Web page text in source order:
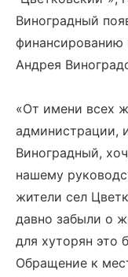
Виноградный
финансированию
Андрея
«От имени всех
администрации,
Виноградный,
нашему
жители сел
давно забыли о
для хуторян это
Обращение к